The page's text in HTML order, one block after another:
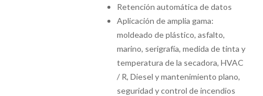
Retención automática de datos
Aplicación de amplia gama:
moldeado de plástico, asfalto,
marino, serigrafía, medida de tinta y
temperatura de la secadora, HVAC
/ R, Diesel y mantenimiento plano,
seguridad y control de incendios